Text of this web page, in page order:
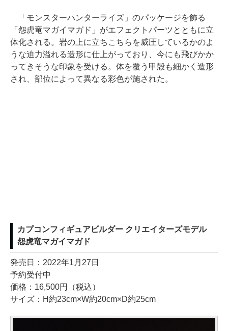
「モンスターハンターライズ」のパッケージを飾る
「怨虎竜マガイマガド」がエフェクトパーツとともに立
体化される。岩の上に立ちこちらを威圧しているかのよ
うな迫力溢れる造形に仕上がっており、今にも飛びかか
ってきそうな印象を受ける。体を覆う甲殻も細かく造形
され、部位によって異なる彩色が施された。
カプコンフィギュアビルダー クリエイターズモデル
怨虎竜マガイマガド
発売日：2022年1月27日
予約受付中
価格：16,500円（税込）
サイズ：H約23cm×W約20cm×D約25cm